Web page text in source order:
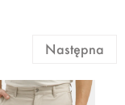
Następna